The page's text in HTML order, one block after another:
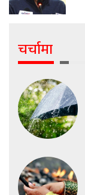
चर्चामा